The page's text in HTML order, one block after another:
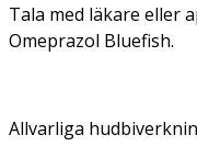
Tala med läkare eller
Omeprazol Bluefish.
Allvarliga